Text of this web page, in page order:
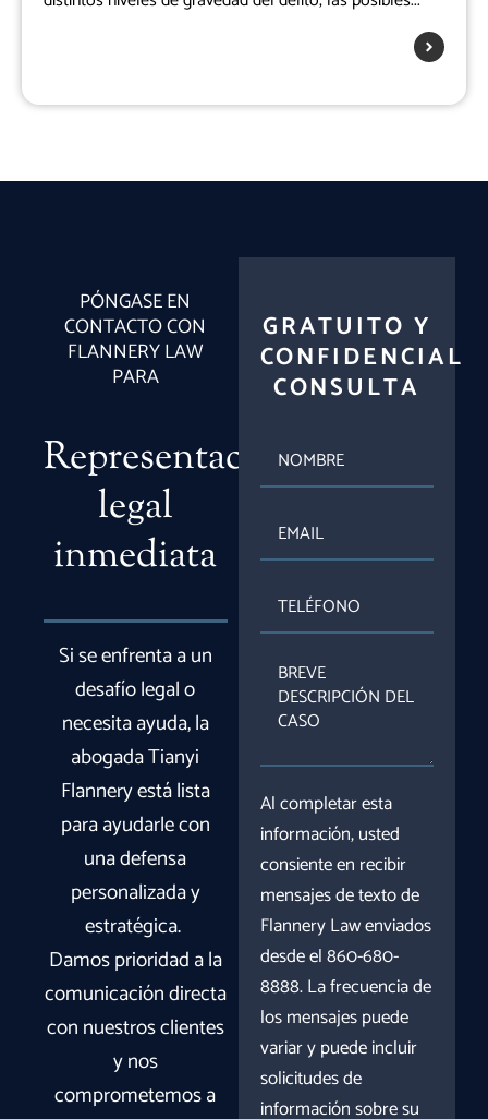
PÓNGASE EN
CONTACTO CON
FLANNERY LAW
PARA
Representación
legal
inmediata
Si se enfrenta a un
desafío legal o
necesita ayuda, la
abogada Tianyi
Flannery está lista
para ayudarle con
una defensa
personalizada y
estratégica.
Damos prioridad a la
comunicación directa
con nuestros clientes
y nos
comprometemos a
GRATUITO Y
CONFIDENCIAL
CONSULTA
NOMBRE
EMAIL
TELÉFONO
BREVE
DESCRIPCIÓN
DEL
CASO
Al completar esta
información, usted
consiente en recibir
mensajes de texto de
Flannery Law enviados
desde el 860-680-
8888. La frecuencia de
los mensajes puede
variar y puede incluir
solicitudes de
información sobre su